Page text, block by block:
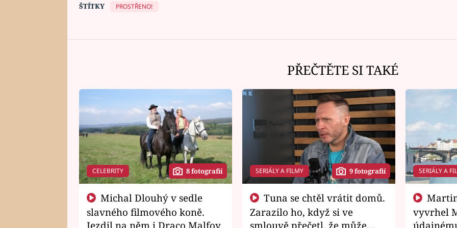
ŠTÍTKY PROSTŘENO!
PŘEČTĚTE SI TAKÉ
CELEBRITY 8 fotografií
slavného filmového koně.
Jezdil na něm i Draco Malfoy
SERIÁLY A FILMY 9 fotografií
Zarazilo ho, když si ve
smlouvě přečetl, že může
SERIÁLY A
vyvrhel